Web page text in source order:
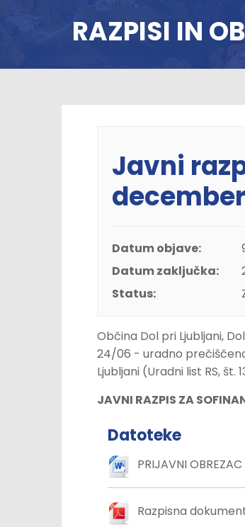
RAZPISI IN
Javni
Datum objave:
Datum zaključka:
Status:
Občina Dol pri Ljubljani,
24/06 - uradno
Ljubljani (Uradni list RS, št.
JAVNI RAZPIS ZA
Datoteke
PRIJAVNI OBREZAC
Razpisna